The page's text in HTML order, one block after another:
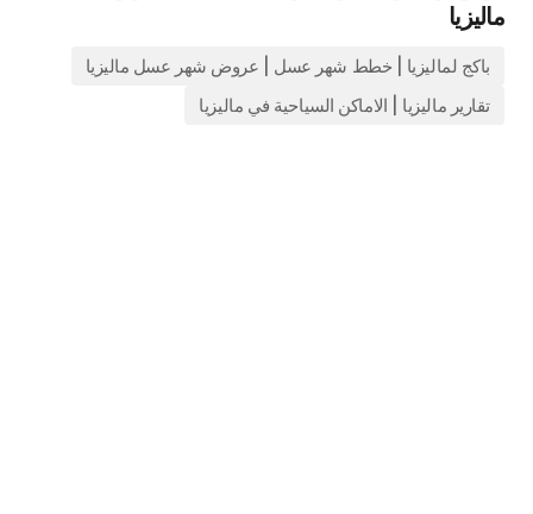
ماليزيا
باكج لماليزيا | خطط شهر عسل | عروض شهر عسل ماليزيا
تقارير ماليزيا | الاماكن السياحية في ماليزيا